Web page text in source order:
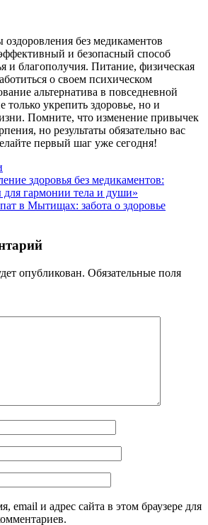
без медикаментов
и безопасный способ
и благополучия. Питание, физическая
о своем психическом
альтернатива в повседневной
укрепить здоровье, но и
Помните, что изменение привычек
но результаты обязательно вас
первый шаг уже сегодня!
здоровья без медикаментов:
для гармонии тела и души»
в Мытищах: забота о здоровье
опубликован. Обязательные поля
email и адрес сайта в этом браузере для